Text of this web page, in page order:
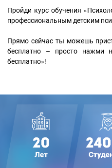
Пройди курс обучения
профессиональным детским
Прямо сейчас ты можешь
бесплатно – просто нажми
бесплатно»!